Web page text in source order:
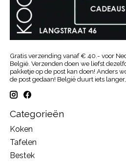
Gratis verzending vanaf € 40.- voor
België. Verzenden doen we liefst
pakketje op de post kan doen! Anders
de post gedaan! België duurt iets
Categorieën
Koken
Tafelen
Bestek